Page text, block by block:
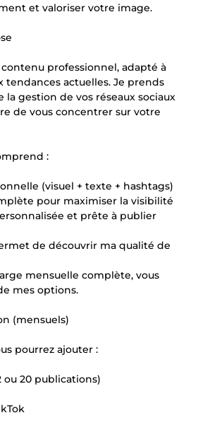
et valoriser votre image.
professionnel, adapté à
tendances actuelles. Je prends
gestion de vos réseaux sociaux
de vous concentrer sur votre
:
(visuel + texte + hashtags)
pour maximiser la visibilité
et prête à publier
de découvrir ma qualité de
mensuelle complète, vous
mes options.
(mensuels)
pourrez ajouter :
ou 20 publications)